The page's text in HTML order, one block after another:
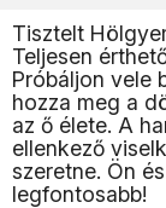
Tisztelt
Teljesen
Próbáljon vele
hozza meg a
az ő élete. A
ellenkező
szeretne. Ön
legfontosabb!